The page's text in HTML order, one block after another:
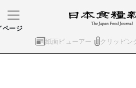
紙面ビューアー クリッピン
ページ